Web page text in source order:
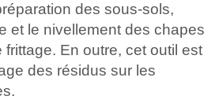
des sous-sols,
et le nivellement des chapes
En outre, cet outil est
des résidus sur les